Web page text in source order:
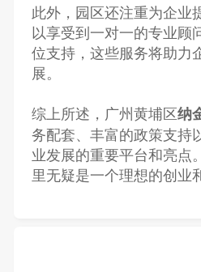
此外，园区还注重为企业
以享受到一对一的专业顾
位支持，这些服务将助力
展。
综上所述，广州黄埔区纳
务配套、丰富的政策支持
业发展的重要平台和亮点
里无疑是一个理想的创业